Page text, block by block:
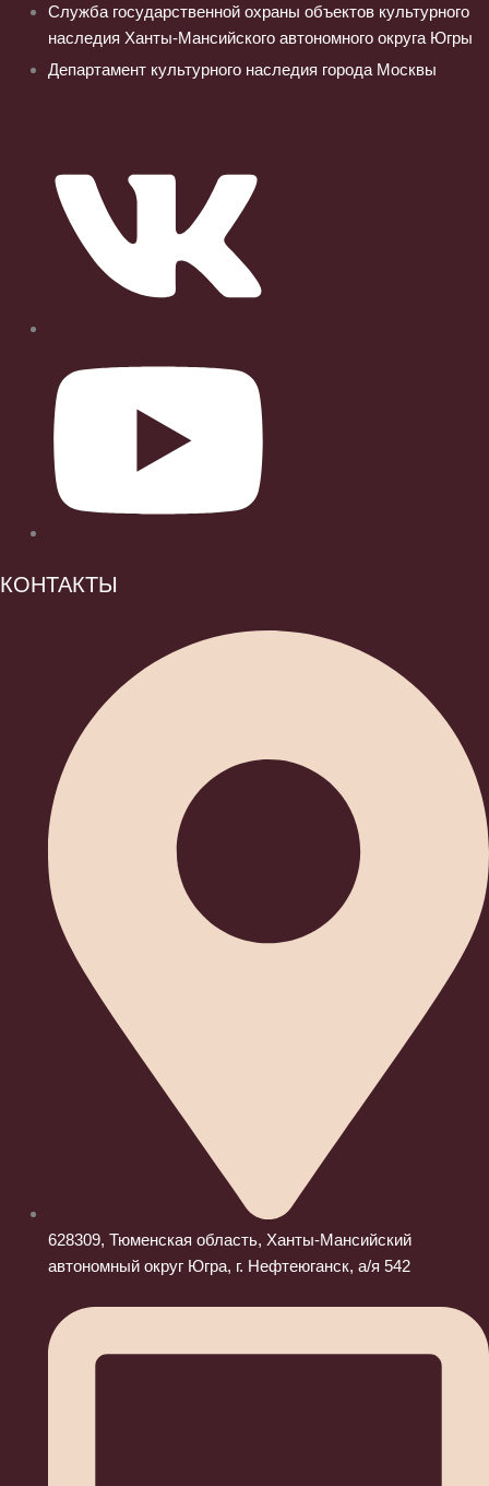
Служба государственной охраны объектов культурного
наследия Ханты-Мансийского автономного округа Югры
Департамент культурного наследия города Москвы
КОНТАКТЫ
628309, Тюменская область, Ханты-Мансийский
автономный округ Югра, г. Нефтеюганск, а/я 542